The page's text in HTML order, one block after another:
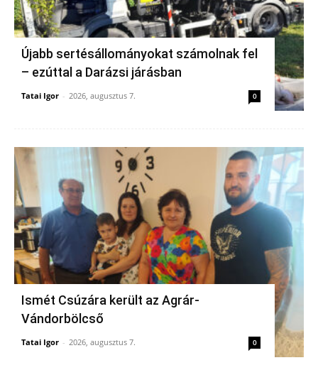
Újabb sertésállományokat számolnak fel
– ezúttal a Darázsi járásban
Tatai Igor - 2026, augusztus 7. 0
Ismét Csúzára került az Agrár-
Vándorbölcső
Tatai Igor - 2026, augusztus 7. 0